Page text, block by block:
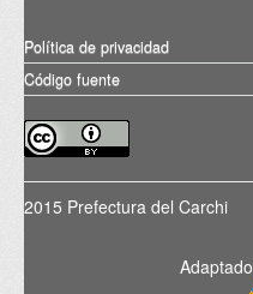
Política de privacidad
Código fuente
2015 Prefectura del Carchi